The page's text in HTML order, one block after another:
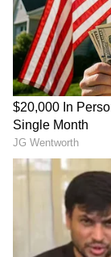
ಸುರಂಗ ಗುತ್ತಿಗೆ
ಬಿಡ್
ಲಾಲ್‌ಬಾಗ್ ಸುರಂಗ
3
6